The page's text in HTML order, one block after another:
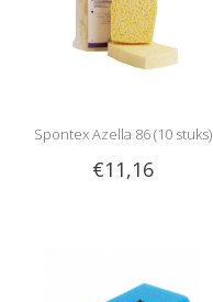
Spontex Azella 86 (10 stuks)
€11,16